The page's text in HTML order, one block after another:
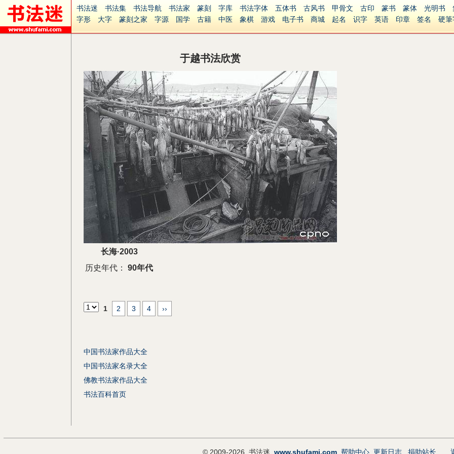
书法迷 书法集 书法导航 书法家 篆刻 字库 书法字体 五体书 古风书 甲骨文 古印 篆书 篆体 光明书
字形
大字 篆刻之家 字源 国学 古籍 中医 象棋 游戏 电子书 商城 起名 识字 英语 印章 签名
硬筆
于越书法欣赏
长海·2003
历史年代：
90年代
1 2 3 4 ››
中国书法家作品大全
中国书法家名录大全
佛教书法家作品大全
书法百科首页
© 2009-2026 书法迷 www.shufami.com 帮助中心 更新日志 捐助站长